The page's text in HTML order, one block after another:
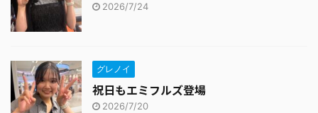
2026/7/24
グレノイ
祝日もエミフルズ登場
2026/7/20